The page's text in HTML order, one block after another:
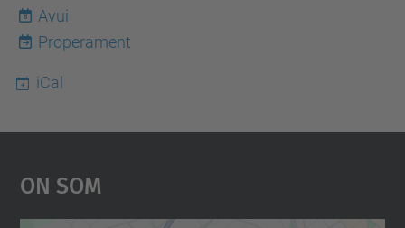
8
Avui
Properament
iCal
On Som